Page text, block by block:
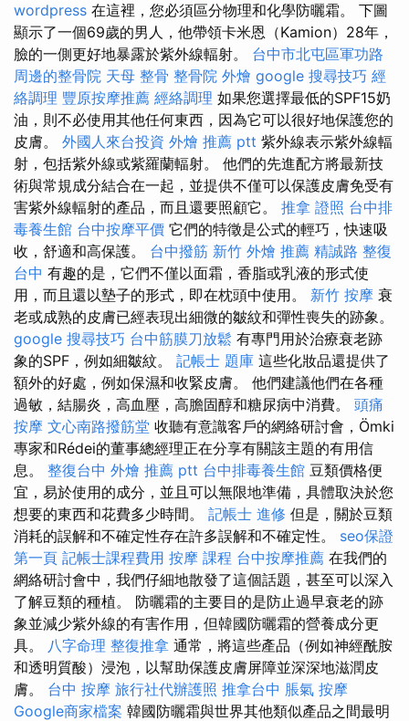
wordpress 在這裡，您必須區分物理和化學防曬霜。 下圖
顯示了一個69歲的男人，他帶領卡米恩（Kamion）28年，
臉的一側更好地暴露於紫外線輻射。 台中市北屯區軍功路
周邊的整骨院 天母 整骨 整骨院 外燴 google 搜尋技巧 經
絡調理 豐原按摩推薦 經絡調理 如果您選擇最低的SPF15奶
油，則不必使用其他任何東西，因為它可以很好地保護您的
皮膚。 外國人來台投資 外燴 推薦 ptt 紫外線表示紫外線輻
射，包括紫外線或紫羅蘭輻射。 他們的先進配方將最新技
術與常規成分結合在一起，並提供不僅可以保護皮膚免受有
害紫外線輻射的產品，而且還要照顧它。 推拿 證照 台中排
毒養生館 台中按摩平價 它們的特徵是公式的輕巧，快速吸
收，舒適和高保護。 台中撥筋 新竹 外燴 推薦 精誠路 整復
台中 有趣的是，它們不僅以面霜，香脂或乳液的形式使
用，而且還以墊子的形式，即在枕頭中使用。 新竹 按摩 衰
老或成熟的皮膚已經表現出細微的皺紋和彈性喪失的跡象。
google 搜尋技巧 台中筋膜刀放鬆 有專門用於治療衰老跡
象的SPF，例如細皺紋。 記帳士 題庫 這些化妝品還提供了
額外的好處，例如保濕和收緊皮膚。 他們建議他們在各種
過敏，結腸炎，高血壓，高膽固醇和糖尿病中消費。 頭痛
按摩 文心南路撥筋堂 收聽有意識客戶的網絡研討會，Ömki
專家和Rédei的董事總經理正在分享有關該主題的有用信
息。 整復台中 外燴 推薦 ptt 台中排毒養生館 豆類價格便
宜，易於使用的成分，並且可以無限地準備，具體取決於您
想要的東西和花費多少時間。 記帳士 進修 但是，關於豆類
消耗的誤解和不確定性存在許多誤解和不確定性。 seo保證
第一頁 記帳士課程費用 按摩 課程 台中按摩推薦 在我們的
網絡研討會中，我們仔細地散發了這個話題，甚至可以深入
了解豆類的種植。 防曬霜的主要目的是防止過早衰老的跡
象並減少紫外線的有害作用，但韓國防曬霜的營養成分更
具。 八字命理 整復推拿 通常，將這些產品（例如神經酰胺
和透明質酸）浸泡，以幫助保護皮膚屏障並深深地滋潤皮
膚。 台中 按摩 旅行社代辦護照 推拿台中 脹氣 按摩
Google商家檔案 韓國防曬霜與世界其他類似產品之間最明